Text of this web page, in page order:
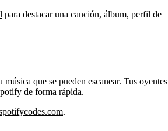
para destacar una canción, álbum, perfil de
que se pueden escanear. Tus oyentes
de forma rápida.
.